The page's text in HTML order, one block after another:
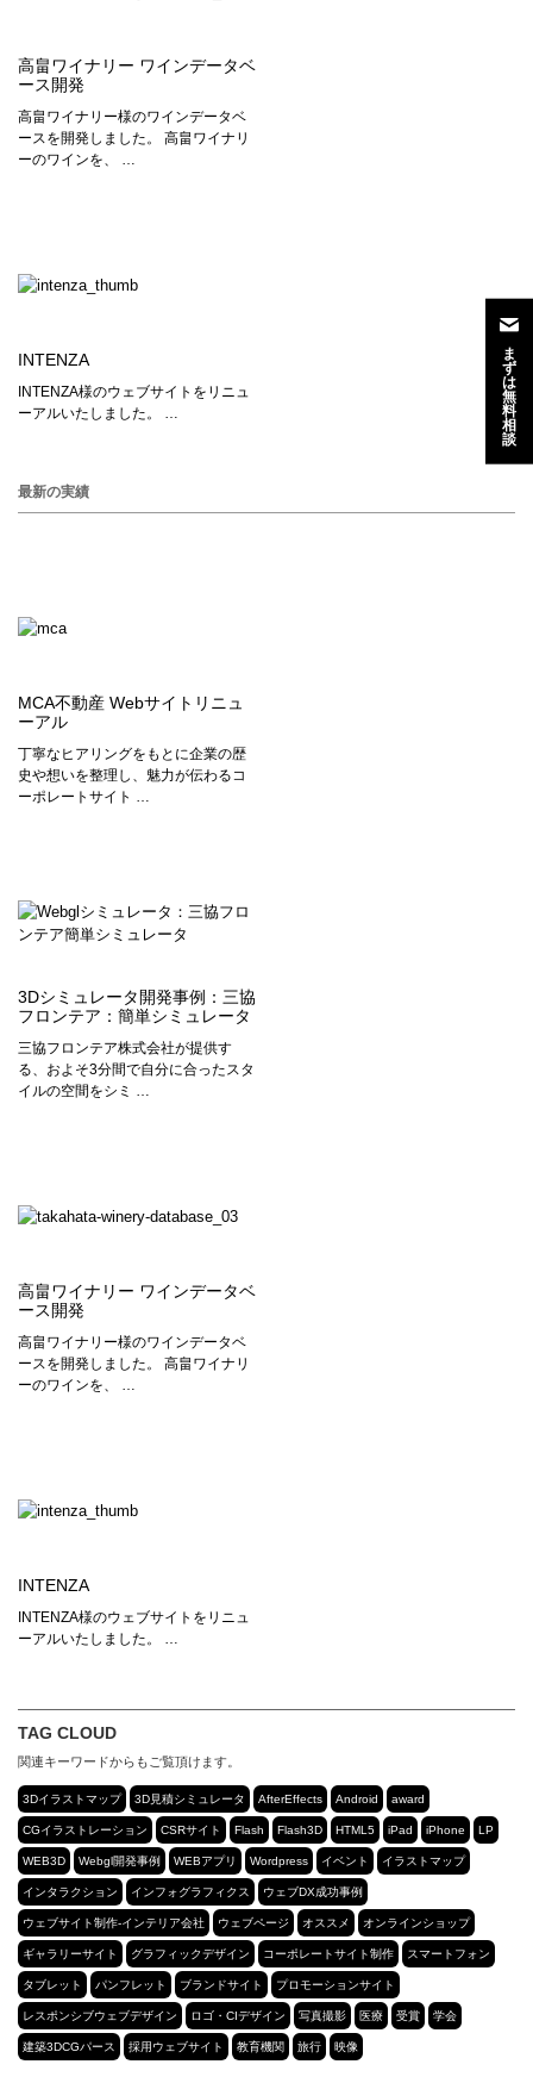
高畠ワイナリー ワインデータベ
ース開発
高畠ワイナリー様のワインデータベ
ースを開発しました。 高畠ワイナリ
ーのワインを、 …
INTENZA
INTENZA様のウェブサイトをリニュ
ーアルいたしました。 …
最新の実績
MCA不動産 Webサイトリニュ
ーアル
丁寧なヒアリングをもとに企業の歴
史や想いを整理し、魅力が伝わるコ
ーポレートサイト …
3Dシミュレータ開発事例：三協
フロンテア：簡単シミュレータ
三協フロンテア株式会社が提供す
る、およそ3分間で自分に合ったスタ
イルの空間をシミ …
高畠ワイナリー ワインデータベ
ース開発
高畠ワイナリー様のワインデータベ
ースを開発しました。 高畠ワイナリ
ーのワインを、 …
INTENZA
INTENZA様のウェブサイトをリニュ
ーアルいたしました。 …
TAG CLOUD
関連キーワードからもご覧頂けます。
3Dイラストマップ 3D見積シミュレータ AfterEffects Android award
CGイラストレーション CSRサイト Flash Flash3D HTML5 iPad iPhone LP
WEB3D Webgl開発事例 WEBアプリ Wordpress イベント イラストマップ
インタラクション インフォグラフィクス ウェブDX成功事例
ウェブサイト制作-インテリア会社 ウェブページ オススメ オンラインショップ
ギャラリーサイト グラフィックデザイン コーポレートサイト制作 スマートフォン
タブレット パンフレット ブランドサイト プロモーションサイト
レスポンシブウェブデザイン ロゴ・CIデザイン 写真撮影 医療 受賞 学会
建築3DCGパース 採用ウェブサイト 教育機関 旅行 映像
ま
ず
は
無
料
相
談